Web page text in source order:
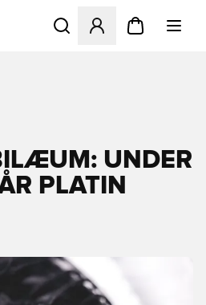
Åbner en Modal til at
UNDER
PLATIN